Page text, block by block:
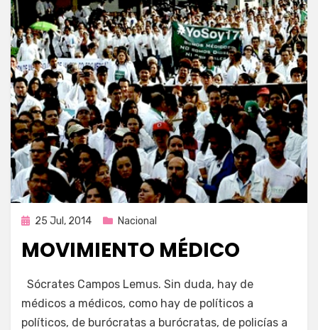
Publicada
25 Jul, 2014 Nacional
MOVIMIENTO MÉDICO
por Enrique
Sócrates Campos Lemus. Sin duda, hay de
médicos a médicos, como hay de políticos a
políticos, de burócratas a burócratas, de policías a